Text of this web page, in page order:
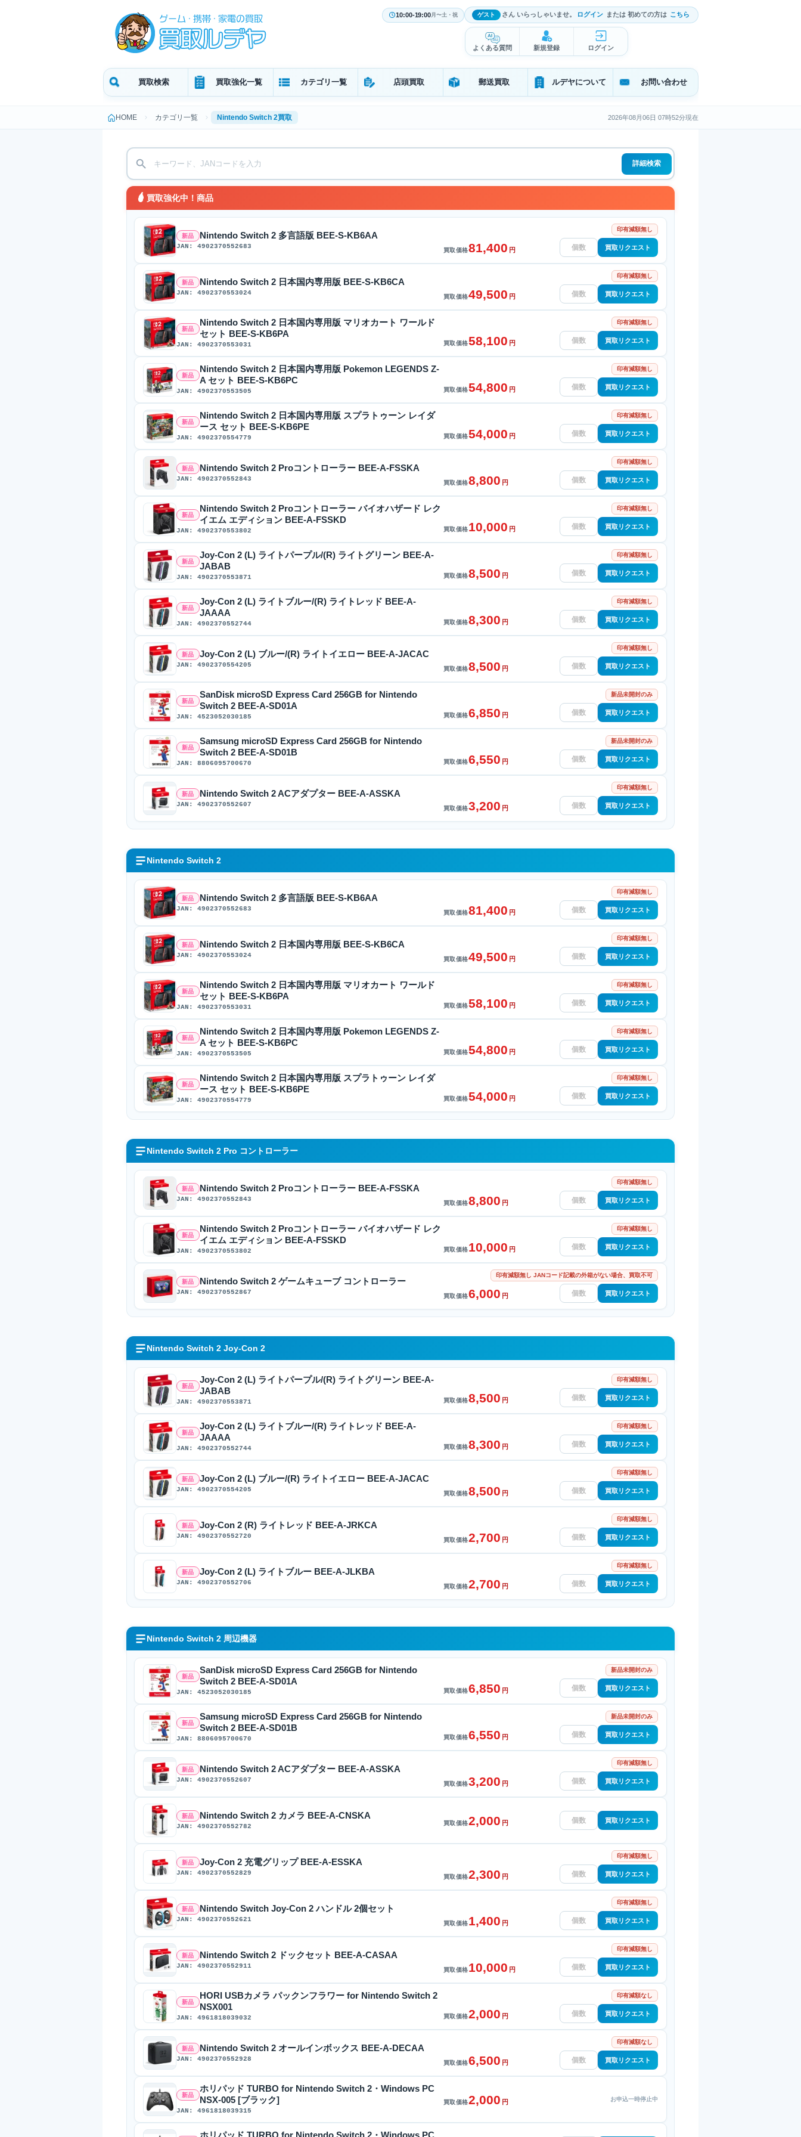
10:00-19:00月〜土・祝 ゲスト さん いらっしゃいませ。 ログイン または 初めての方は こちら
よくある質問 新規登録 ログイン
買取検索 買取強化一覧 カテゴリ一覧 店頭買取 郵送買取 ルデヤについて お問い合わせ
HOME カテゴリ一覧 Nintendo Switch 2買取 2026年08月06日 07時52分現在
詳細検索
買取強化中！商品
新品 Nintendo Switch 2 多言語版 BEE-S-KB6AA
JAN: 4902370552683
印有減額無し
買取価格81,400 円 買取リクエスト
新品 Nintendo Switch 2 日本国内専用版 BEE-S-KB6CA
JAN: 4902370553024
印有減額無し
買取価格49,500 円 買取リクエスト
新品
Nintendo Switch 2 日本国内専用版 マリオカート ワールド
セット BEE-S-KB6PA
JAN: 4902370553031
印有減額無し
買取価格58,100 円 買取リクエスト
新品
Nintendo Switch 2 日本国内専用版 Pokemon LEGENDS Z-
A セット BEE-S-KB6PC
JAN: 4902370553505
印有減額無し
買取価格54,800 円 買取リクエスト
新品
Nintendo Switch 2 日本国内専用版 スプラトゥーン レイダ
ース セット BEE-S-KB6PE
JAN: 4902370554779
印有減額無し
買取価格54,000 円 買取リクエスト
新品 Nintendo Switch 2 Proコントローラー BEE-A-FSSKA
JAN: 4902370552843
印有減額無し
買取価格8,800 円 買取リクエスト
新品
Nintendo Switch 2 Proコントローラー バイオハザード レク
イエム エディション BEE-A-FSSKD
JAN: 4902370553802
印有減額無し
買取価格10,000 円 買取リクエスト
新品
Joy-Con 2 (L) ライトパープル/(R) ライトグリーン BEE-A-
JABAB
JAN: 4902370553871
印有減額無し
買取価格8,500 円 買取リクエスト
新品
Joy-Con 2 (L) ライトブルー/(R) ライトレッド BEE-A-
JAAAA
JAN: 4902370552744
印有減額無し
買取価格8,300 円 買取リクエスト
新品 Joy-Con 2 (L) ブルー/(R) ライトイエロー BEE-A-JACAC
JAN: 4902370554205
印有減額無し
買取価格8,500 円 買取リクエスト
新品
SanDisk microSD Express Card 256GB for Nintendo
Switch 2 BEE-A-SD01A
JAN: 4523052030185
新品未開封のみ
買取価格6,850 円 買取リクエスト
新品
Samsung microSD Express Card 256GB for Nintendo
Switch 2 BEE-A-SD01B
JAN: 8806095700670
新品未開封のみ
買取価格6,550 円 買取リクエスト
新品 Nintendo Switch 2 ACアダプター BEE-A-ASSKA
JAN: 4902370552607
印有減額無し
買取価格3,200 円 買取リクエスト
Nintendo Switch 2
新品 Nintendo Switch 2 多言語版 BEE-S-KB6AA
JAN: 4902370552683
印有減額無し
買取価格81,400 円 買取リクエスト
新品 Nintendo Switch 2 日本国内専用版 BEE-S-KB6CA
JAN: 4902370553024
印有減額無し
買取価格49,500 円 買取リクエスト
新品
Nintendo Switch 2 日本国内専用版 マリオカート ワールド
セット BEE-S-KB6PA
JAN: 4902370553031
印有減額無し
買取価格58,100 円 買取リクエスト
新品
Nintendo Switch 2 日本国内専用版 Pokemon LEGENDS Z-
A セット BEE-S-KB6PC
JAN: 4902370553505
印有減額無し
買取価格54,800 円 買取リクエスト
新品
Nintendo Switch 2 日本国内専用版 スプラトゥーン レイダ
ース セット BEE-S-KB6PE
JAN: 4902370554779
印有減額無し
買取価格54,000 円 買取リクエスト
Nintendo Switch 2 Pro コントローラー
新品 Nintendo Switch 2 Proコントローラー BEE-A-FSSKA
JAN: 4902370552843
印有減額無し
買取価格8,800 円 買取リクエスト
新品
Nintendo Switch 2 Proコントローラー バイオハザード レク
イエム エディション BEE-A-FSSKD
JAN: 4902370553802
印有減額無し
買取価格10,000 円 買取リクエスト
新品 Nintendo Switch 2 ゲームキューブ コントローラー
JAN: 4902370552867
印有減額無し JANコード記載の外箱がない場合、買取不可
買取価格6,000 円 買取リクエスト
Nintendo Switch 2 Joy-Con 2
新品
Joy-Con 2 (L) ライトパープル/(R) ライトグリーン BEE-A-
JABAB
JAN: 4902370553871
印有減額無し
買取価格8,500 円 買取リクエスト
新品
Joy-Con 2 (L) ライトブルー/(R) ライトレッド BEE-A-
JAAAA
JAN: 4902370552744
印有減額無し
買取価格8,300 円 買取リクエスト
新品 Joy-Con 2 (L) ブルー/(R) ライトイエロー BEE-A-JACAC
JAN: 4902370554205
印有減額無し
買取価格8,500 円 買取リクエスト
新品 Joy-Con 2 (R) ライトレッド BEE-A-JRKCA
JAN: 4902370552720
印有減額無し
買取価格2,700 円 買取リクエスト
新品 Joy-Con 2 (L) ライトブルー BEE-A-JLKBA
JAN: 4902370552706
印有減額無し
買取価格2,700 円 買取リクエスト
Nintendo Switch 2 周辺機器
新品
SanDisk microSD Express Card 256GB for Nintendo
Switch 2 BEE-A-SD01A
JAN: 4523052030185
新品未開封のみ
買取価格6,850 円 買取リクエスト
新品
Samsung microSD Express Card 256GB for Nintendo
Switch 2 BEE-A-SD01B
JAN: 8806095700670
新品未開封のみ
買取価格6,550 円 買取リクエスト
新品 Nintendo Switch 2 ACアダプター BEE-A-ASSKA
JAN: 4902370552607
印有減額無し
買取価格3,200 円 買取リクエスト
新品 Nintendo Switch 2 カメラ BEE-A-CNSKA
JAN: 4902370552782 買取価格2,000 円 買取リクエスト
新品 Joy-Con 2 充電グリップ BEE-A-ESSKA
JAN: 4902370552829
印有減額無し
買取価格2,300 円 買取リクエスト
新品 Nintendo Switch Joy-Con 2 ハンドル 2個セット
JAN: 4902370552621
印有減額無し
買取価格1,400 円 買取リクエスト
新品 Nintendo Switch 2 ドックセット BEE-A-CASAA
JAN: 4902370552911
印有減額無し
買取価格10,000 円 買取リクエスト
新品
HORI USBカメラ パックンフラワー for Nintendo Switch 2
NSX001
JAN: 4961818039032
印有減額なし
買取価格2,000 円 買取リクエスト
新品 Nintendo Switch 2 オールインボックス BEE-A-DECAA
JAN: 4902370552928
印有減額なし
買取価格6,500 円 買取リクエスト
新品
ホリパッド TURBO for Nintendo Switch 2・Windows PC
NSX-005 [ブラック]
JAN: 4961818039315
買取価格2,000 円 お申込一時停止中